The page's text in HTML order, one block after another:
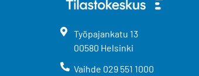
Työpajankatu 13
00580 Helsinki
Vaihde 029 551 1000